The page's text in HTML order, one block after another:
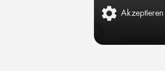
Akzeptieren